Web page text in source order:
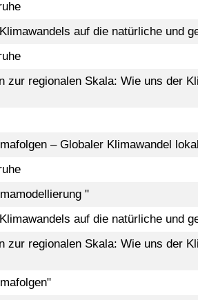
auf die natürliche und
zur regionalen Skala: Wie uns der
– Globaler Klimawandel
"
auf die natürliche und
zur regionalen Skala: Wie uns der